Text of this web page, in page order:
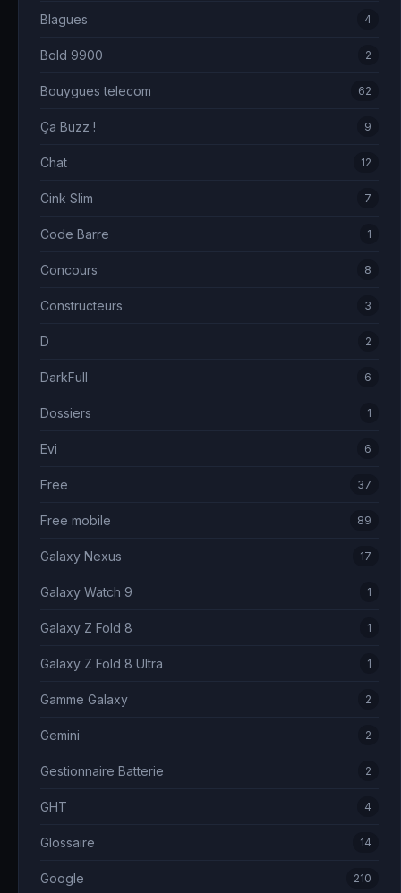
Blagues 4
Bold 9900 2
Bouygues telecom 62
Ça Buzz ! 9
Chat 12
Cink Slim 7
Code Barre 1
Concours 8
Constructeurs 3
D 2
DarkFull 6
Dossiers 1
Evi 6
Free 37
Free mobile 89
Galaxy Nexus 17
Galaxy Watch 9 1
Galaxy Z Fold 8 1
Galaxy Z Fold 8 Ultra 1
Gamme Galaxy 2
Gemini 2
Gestionnaire Batterie 2
GHT 4
Glossaire 14
Google 210